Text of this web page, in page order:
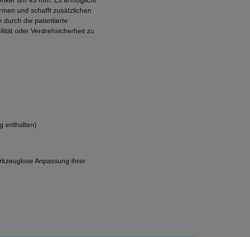
und schafft zusätzlichen
durch die patentierte
oder Verdrehsicherheit zu
enthalten)
Anpassung ihrer